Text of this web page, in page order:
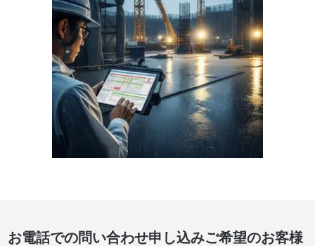
お電話での問い合わせ申し込みご希望のお客様